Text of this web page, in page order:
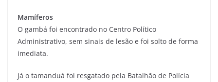
Mamíferos
O gambá foi encontrado no Centro Político
Administrativo, sem sinais de lesão e foi solto de forma
imediata.
Já o tamanduá foi resgatado pela Batalhão de Polícia